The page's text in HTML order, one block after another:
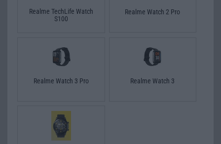
Realme TechLife Watch
S100
Realme Watch 2 Pro
Realme Watch 3 Pro Realme Watch 3